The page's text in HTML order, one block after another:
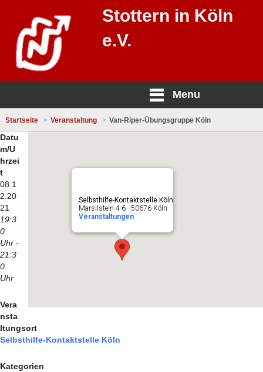
Stottern in Köln
e.V.
Menu
Startseite Veranstaltung Van-Riper-Übungsgruppe Köln
Selbsthilfe-Kontaktstelle Köln
Marsilstein 4-6 - 50676 Köln
Veranstaltungen
Datu
m/U
hrzei
t
08.1
2.20
21
19:3
0
Uhr -
21:3
0
Uhr
Vera
nsta
ltungsort
Selbsthilfe-Kontaktstelle Köln
Kategorien